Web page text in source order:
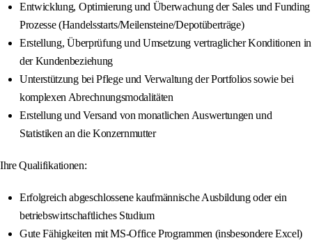
Entwicklung, Optimierung und Überwachung der Sales und Funding
Prozesse (Handelsstarts/Meilensteine/Depotüberträge)
Erstellung, Überprüfung und Umsetzung vertraglicher Konditionen in
der Kundenbeziehung
Unterstützung bei Pflege und Verwaltung der Portfolios sowie bei
komplexen Abrechnungsmodalitäten
Erstellung und Versand von monatlichen Auswertungen und
Statistiken an die Konzernmutter
Ihre Qualifikationen:
Erfolgreich abgeschlossene kaufmännische Ausbildung oder ein
betriebswirtschaftliches Studium
Gute Fähigkeiten mit MS-Office Programmen (insbesondere Excel)